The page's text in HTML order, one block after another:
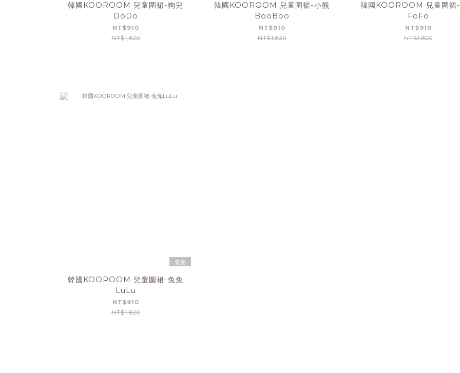
韓國KOOROOM 兒童圍裙-狗兒
DoDo
NT$910
NT$1,820
韓國KOOROOM 兒童圍裙-小熊
BooBoo
NT$910
NT$1,820
韓國KOOROOM 兒童圍裙
FoFo
NT$910
NT$1,820
售完
韓國KOOROOM 兒童圍裙-兔兔
LuLu
NT$910
NT$1,820